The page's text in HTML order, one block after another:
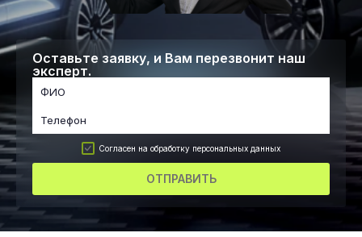
Оставьте заявку, и Вам перезвонит наш
эксперт.
Согласен на обработку персональных данных
ОТПРАВИТЬ